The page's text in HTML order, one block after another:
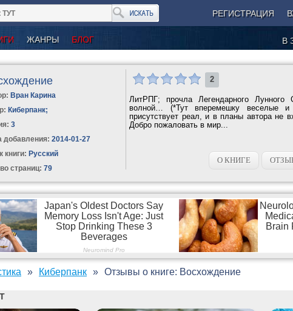
РЕГИСТРАЦИЯ
ЖАНРЫ БЛОГ В
Вран Карина
Киберпанк;
3
добавления: 2014-01-27
книги: Русский
страниц: 79
2
ЛитРПГ; прочла Легендарного
волной… (*Тут вперемешку веселые и
присутствует реал, и в планы автора не
Добро пожаловать в мир...
О КНИГЕ
Киберпанк Отзывы о книге: Восхождение